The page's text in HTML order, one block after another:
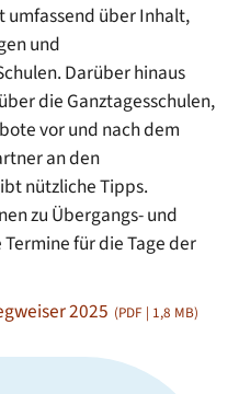
umfassend über Inhalt,
und
Darüber hinaus
die Ganztagesschulen,
vor und nach dem
an den
nützliche Tipps.
zu Übergangs- und
für die Tage der
2025 (PDF | 1,8 MB)